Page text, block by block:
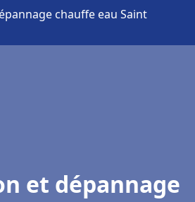
chauffe eau Saint
et dépannage